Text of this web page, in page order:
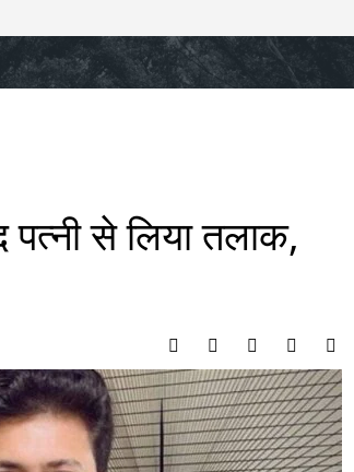
टेक – ऑटो राज्य मनोरंजन लाइफस्टाइल
से लिया तलाक,